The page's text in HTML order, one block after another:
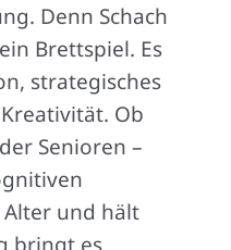
Denn Schach
Brettspiel. Es
strategisches
Ob
Senioren –
und hält